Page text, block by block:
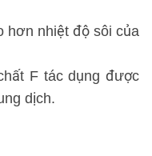
hơn nhiệt độ sôi của
F tác dụng được
dịch.